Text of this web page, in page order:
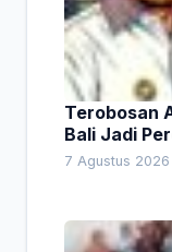
Terobosan
Bali Jadi
Pembiayaan
7 Agustus 2026